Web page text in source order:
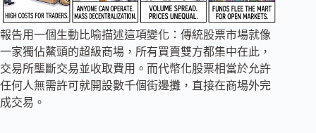
報告用一個生動比喻描述這項變化：傳統股票市場就像
一家獨佔鰲頭的超級商場，所有買賣雙方都集中在此，
交易所壟斷交易並收取費用。而代幣化股票相當於允許
任何人無需許可就開設數千個街邊攤，直接在商場外完
成交易。